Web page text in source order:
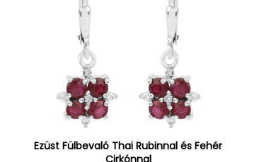
Ezüst Fülbevaló Thai Rubinnal és Fehér